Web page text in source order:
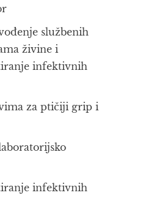
službenih
živine i
infektivnih
za ptičiji grip i
infektivnih